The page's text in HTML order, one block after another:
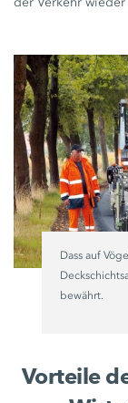
Dass auf
bewährt.
Vorteile